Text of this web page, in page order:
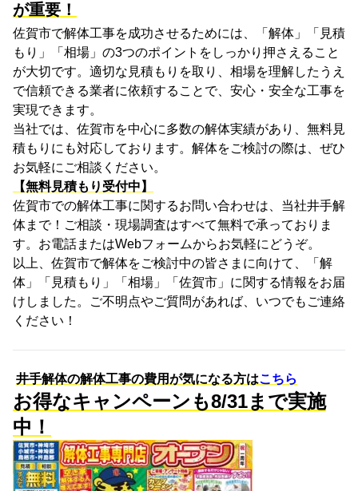
が重要！
佐賀市で解体工事を成功させるためには、「解体」「見積
もり」「相場」の3つのポイントをしっかり押さえること
が大切です。適切な見積もりを取り、相場を理解したうえ
で信頼できる業者に依頼することで、安心・安全な工事を
実現できます。
当社では、佐賀市を中心に多数の解体実績があり、無料見
積もりにも対応しております。解体をご検討の際は、ぜひ
お気軽にご相談ください。
【無料見積もり受付中】
佐賀市での解体工事に関するお問い合わせは、当社井手解
体まで！ご相談・現場調査はすべて無料で承っておりま
す。お電話またはWebフォームからお気軽にどうぞ。
以上、佐賀市で解体をご検討中の皆さまに向けて、「解
体」「見積もり」「相場」「佐賀市」に関する情報をお届
けしました。ご不明点やご質問があれば、いつでもご連絡
ください！
井手解体の解体工事の費用が気になる方はこちら
お得なキャンペーンも8/31まで実施
中！